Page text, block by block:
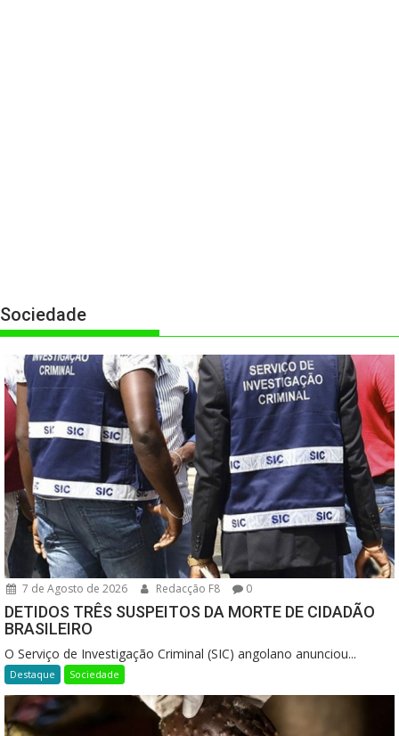
Sociedade
7 de Agosto de 2026 Redacção F8 0
DETIDOS TRÊS SUSPEITOS DA MORTE DE CIDADÃO
BRASILEIRO
O Serviço de Investigação Criminal (SIC) angolano anunciou...
Destaque Sociedade